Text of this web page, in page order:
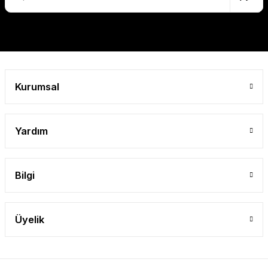
Kurumsal
Yardım
Bilgi
Üyelik